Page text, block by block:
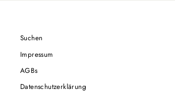
Suchen
Impressum
AGBs
Datenschutzerklärung